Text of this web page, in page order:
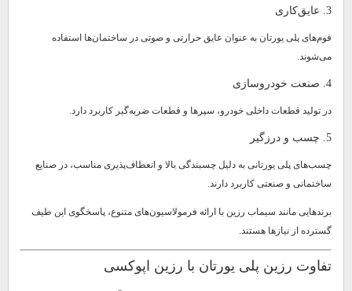
3. عایق‌کاری
فوم‌های پلی یورتان به عنوان عایق حرارتی و صوتی در ساختمان‌ها استفاده
می‌شوند.
4. صنعت خودروسازی
در تولید قطعات داخلی خودرو، سپرها و قطعات ضربه‌گیر کاربرد دارد.
5. چسب و درزگیر
چسب‌های پلی یورتانی به دلیل چسبندگی بالا و انعطاف‌پذیری مناسب، در صنایع
ساختمانی و صنعتی کاربرد دارند.
برندهایی مانند سیماب رزین با ارائه فرمولاسیون‌های متنوع، پاسخگوی این طیف
گسترده از نیازها هستند.
تفاوت رزین پلی یورتان با رزین اپوکسی